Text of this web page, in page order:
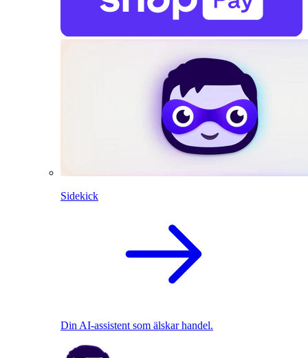
Sidekick
Din AI-assistent som älskar handel.